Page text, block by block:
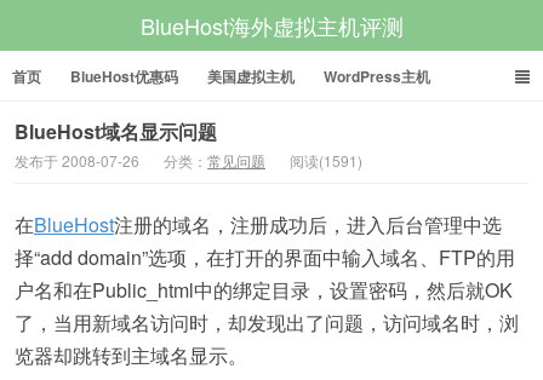
BlueHost海外虚拟主机评测
首页 BlueHost优惠码 美国虚拟主机 WordPress主机
美国VPS 美国服务器
BlueHost域名显示问题
发布于 2008-07-26 分类： 常见问题 阅读(1591)
在BlueHost注册的域名，注册成功后，进入后台管理中选
择“add domain”选项，在打开的界面中输入域名、FTP的用
户名和在Public_html中的绑定目录，设置密码，然后就OK
了，当用新域名访问时，却发现出了问题，访问域名时，浏
览器却跳转到主域名显示。